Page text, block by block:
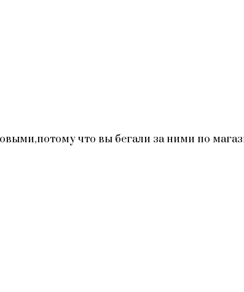
что вы бегали за ними по